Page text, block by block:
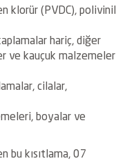
klorür (PVDC), polivinil
hariç, diğer
ve kauçuk malzemeler
cilalar,
boyalar ve
bu kısıtlama, 07